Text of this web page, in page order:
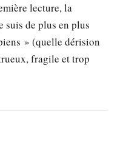
lecture, la
suis de plus en plus
» (quelle dérision
fragile et trop